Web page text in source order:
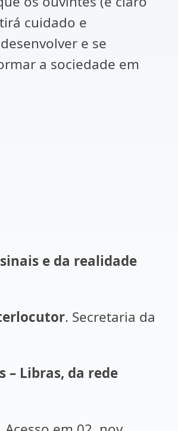
cuidado e
e se
a sociedade em
e da realidade
. Secretaria da
– Libras, da rede